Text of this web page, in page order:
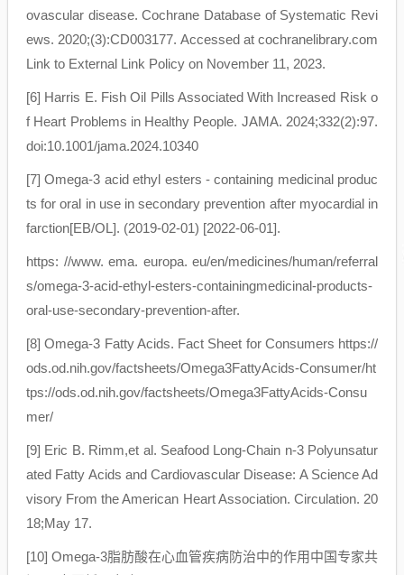
ovascular disease. Cochrane Database of Systematic Revi
ews. 2020;(3):CD003177. Accessed at cochranelibrary.com
Link to External Link Policy on November 11, 2023.
[6] Harris E. Fish Oil Pills Associated With Increased Risk o
f Heart Problems in Healthy People. JAMA. 2024;332(2):97.
doi:10.1001/jama.2024.10340
[7] Omega-3 acid ethyl esters - containing medicinal produc
ts for oral in use in secondary prevention after myocardial in
farction[EB/OL]. (2019-02-01) [2022-06-01].
https: //www. ema. europa. eu/en/medicines/human/referral
s/omega-3-acid-ethyl-esters-containingmedicinal-products-
oral-use-secondary-prevention-after.
[8] Omega-3 Fatty Acids. Fact Sheet for Consumers https://
ods.od.nih.gov/factsheets/Omega3FattyAcids-Consumer/ht
tps://ods.od.nih.gov/factsheets/Omega3FattyAcids-Consu
mer/
[9] Eric B. Rimm,et al. Seafood Long-Chain n-3 Polyunsatur
ated Fatty Acids and Cardiovascular Disease: A Science Ad
visory From the American Heart Association. Circulation. 20
18;May 17.
[10] Omega-3脂肪酸在心血管疾病防治中的作用中国专家共